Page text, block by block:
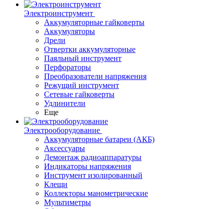
Электроинструмент
Аккумуляторные гайковерты
Аккумуляторы
Дрели
Отвертки аккумуляторные
Паяльный инструмент
Перфораторы
Преобразователи напряжения
Режущий инструмент
Сетевые гайковерты
Удлинители
Еще
Электрооборудование
Аккумуляторные батареи (АКБ)
Аксессуары
Демонтаж радиоаппаратуры
Индикаторы напряжения
Инструмент изолированный
Клещи
Коллекторы манометрические
Мультиметры